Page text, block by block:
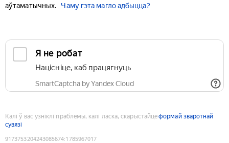
аўтаматычных.
Чаму гэта магло адбыцца?
Я не робат
Націсніце, каб працягнуць
SmartCaptcha by Yandex Cloud
Калі ў вас узніклі праблемы, калі ласка, скарыстайцеформай зваротнай
сувязі
9173753204243085674:1785967017